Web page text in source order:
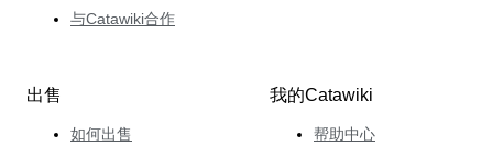
与Catawiki合作
出售
如何出售
我的Catawiki
帮助中心